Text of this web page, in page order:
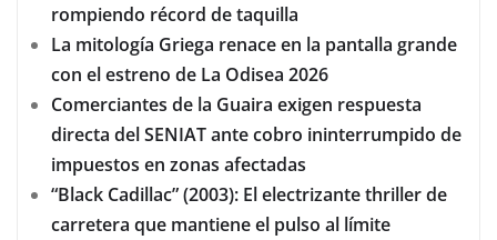
rompiendo récord de taquilla
La mitología Griega renace en la pantalla grande
con el estreno de La Odisea 2026
Comerciantes de la Guaira exigen respuesta
directa del SENIAT ante cobro ininterrumpido de
impuestos en zonas afectadas
“Black Cadillac” (2003): El electrizante thriller de
carretera que mantiene el pulso al límite